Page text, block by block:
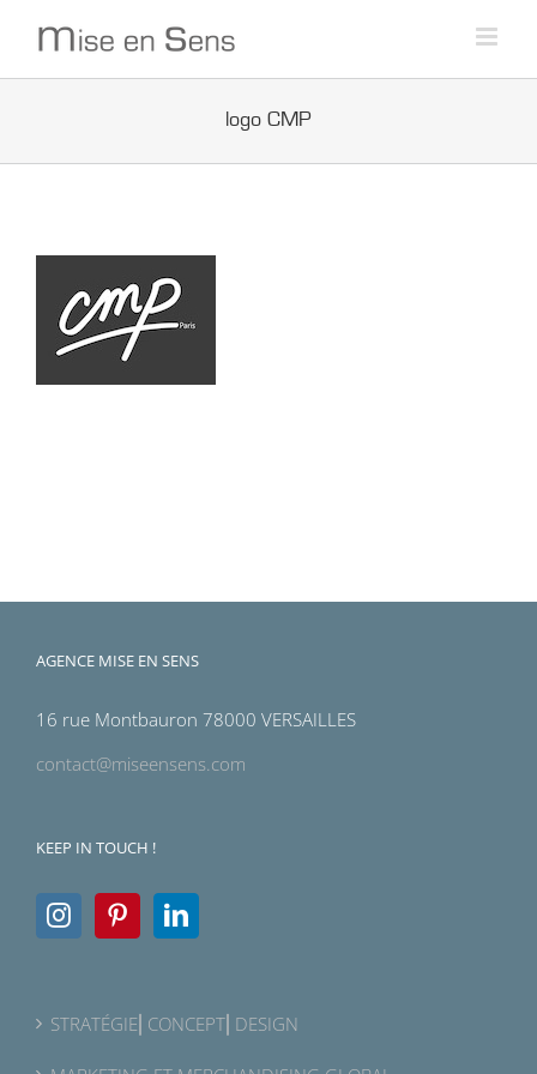
logo CMP
AGENCE MISE EN SENS
16 rue Montbauron 78000 VERSAILLES
contact@miseensens.com
KEEP IN TOUCH !
STRATÉGIE⎜CONCEPT⎜DESIGN